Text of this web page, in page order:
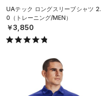
UAテック ロングスリーブシャツ 2.
0（トレーニング/MEN）
￥3,850